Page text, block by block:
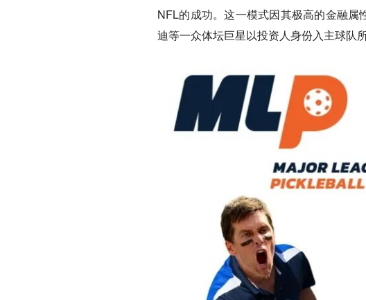
NFL的成功。这一模式因其极高的金融属
迪等一众体坛巨星以投资人身份入主球队所